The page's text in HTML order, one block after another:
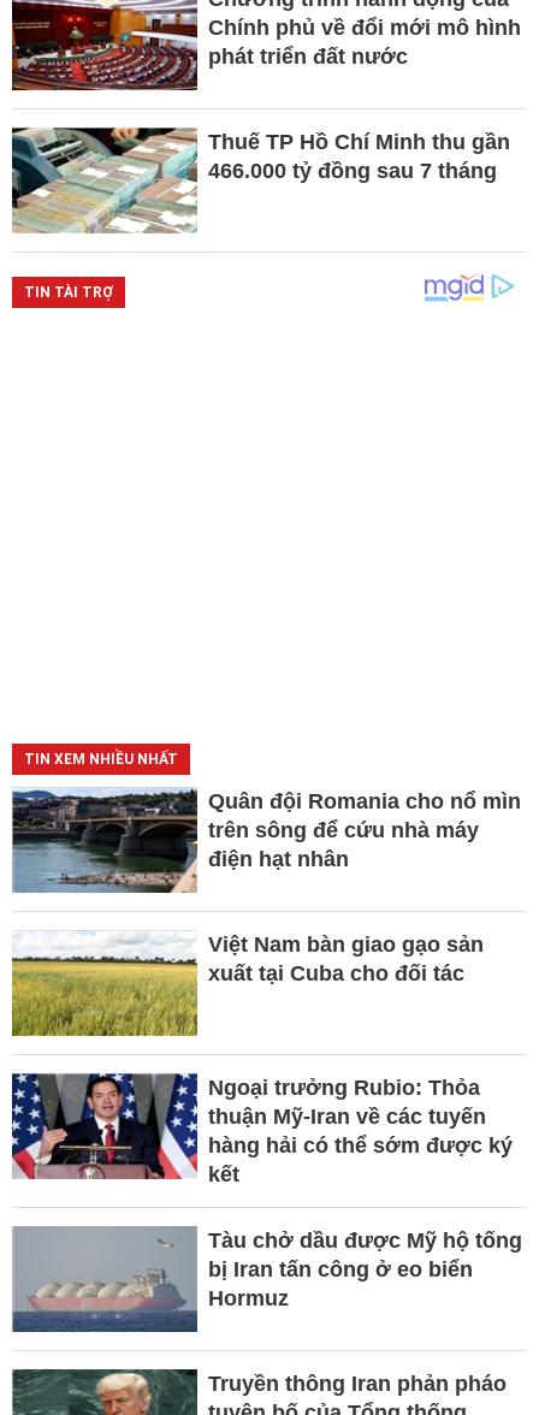
Chính phủ về đổi mới mô hình
phát triển đất nước
Thuế TP Hồ Chí Minh thu gần
466.000 tỷ đồng sau 7 tháng
TIN XEM NHIỀU NHẤT
Quân đội Romania cho nổ mìn
trên sông để cứu nhà máy
điện hạt nhân
Việt Nam bàn giao gạo sản
xuất tại Cuba cho đối tác
Ngoại trưởng Rubio: Thỏa
thuận Mỹ-Iran về các tuyến
hàng hải có thể sớm được ký
kết
Tàu chở dầu được Mỹ hộ tống
bị Iran tấn công ở eo biển
Hormuz
Truyền thông Iran phản pháo